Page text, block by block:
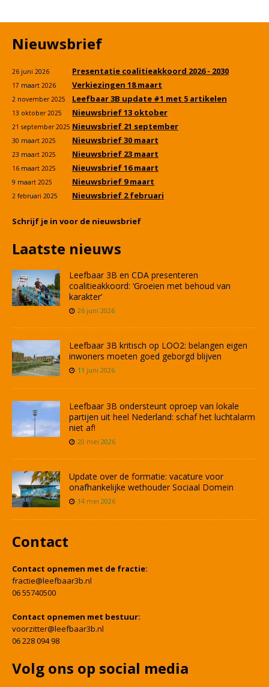
Nieuwsbrief
26 juni 2026 Presentatie coalitieakkoord 2026 - 2030
17 maart 2026 Verkiezingen 18 maart
2 november 2025 Leefbaar 3B update #1 met 5 artikelen
13 oktober 2025 Nieuwsbrief 13 oktober
21 september 2025 Nieuwsbrief 21 september
30 maart 2025 Nieuwsbrief 30 maart
23 maart 2025 Nieuwsbrief 23 maart
16 maart 2025 Nieuwsbrief 16 maart
9 maart 2025 Nieuwsbrief 9 maart
2 februari 2025 Nieuwsbrief 2 februari
Schrijf je in voor de nieuwsbrief
Laatste nieuws
Leefbaar 3B en CDA presenteren
coalitieakkoord: ‘Groeien met behoud van
karakter’
26 juni 2026
Leefbaar 3B kritisch op LOO2: belangen eigen
inwoners moeten goed geborgd blijven
11 juni 2026
Leefbaar 3B ondersteunt oproep van lokale
partijen uit heel Nederland: schaf het luchtalarm
niet af!
20 mei 2026
Update over de formatie: vacature voor
onafhankelijke wethouder Sociaal Domein
14 mei 2026
Contact
Contact opnemen met de fractie:
fractie@leefbaar3b.nl
06 55740500
Contact opnemen met bestuur:
voorzitter@leefbaar3b.nl
06 228 094 98
Volg ons op social media